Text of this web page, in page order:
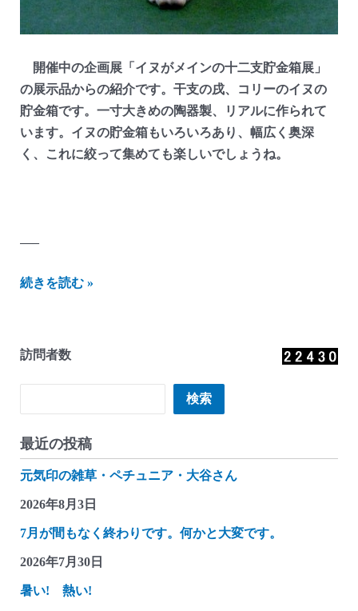
開催中の企画展「イヌがメインの十二支貯金箱展」
の展示品からの紹介です。干支の戌、コリーのイヌの
貯金箱です。一寸大きめの陶器製、リアルに作られて
います。イヌの貯金箱もいろいろあり、幅広く奥深
く、これに絞って集めても楽しいでしょうね。
—–
に
わ
箱
ん
つ
れ
れ
雑
記
続きを読む »
訪問者数
検索
最近の投稿
元気印の雑草・ペチュニア・大谷さん
2026年8月3日
7月が間もなく終わりです。何かと大変です。
2026年7月30日
暑い! 熱い!